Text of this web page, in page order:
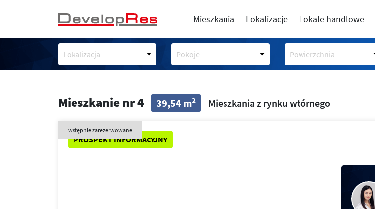
Mieszkania Lokalizacje Lokale handlowe
Lokalizacja Pokoje Powierzchnia
Mieszkanie nr 4 39,54 m2 Mieszkania z rynku wtórnego
PROSPEKT INFORMACYJNY
wstępnie zarezerwowane